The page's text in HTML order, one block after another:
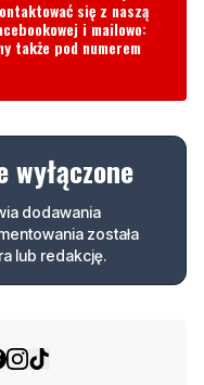
wyłączone
dodawania
lub redakcję.